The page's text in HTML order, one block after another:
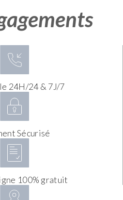
24H/24 & 7J/7
Sécurisé
100% gratuit